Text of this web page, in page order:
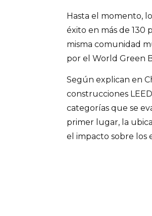
Hasta el momento,
éxito en más de 130
misma comunidad
por el World Green
Según explican en
construcciones
categorías que se
primer lugar, la
el impacto sobre los